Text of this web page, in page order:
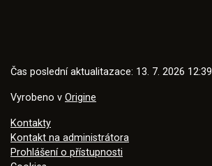
Čas poslední aktualitazace: 13. 7. 2026 12:39
Vyrobeno v Origine
Kontakty
Kontakt na administrátora
Prohlášení o přístupnosti